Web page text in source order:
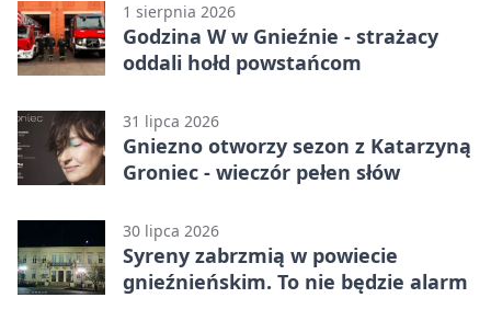
1 sierpnia 2026
Godzina W w Gnieźnie - strażacy
oddali hołd powstańcom
31 lipca 2026
Gniezno otworzy sezon z Katarzyną
Groniec - wieczór pełen słów
30 lipca 2026
Syreny zabrzmią w powiecie
gnieźnieńskim. To nie będzie alarm